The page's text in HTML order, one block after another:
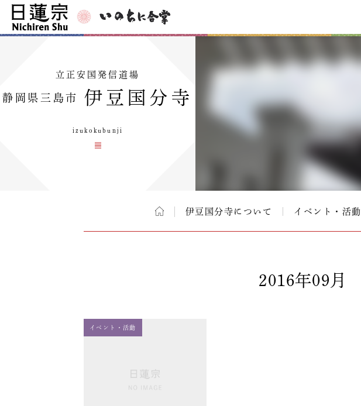
立正安国発信道場
静岡県三島市 伊豆国分寺
izukokubunji
伊豆国分寺について イベント・活動
2016年09月
イベント・活動